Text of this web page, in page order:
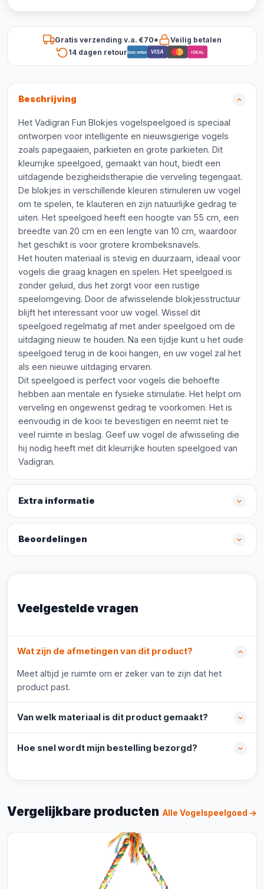
Gratis verzending v.a. €70*
Veilig betalen
14 dagen retourBancontact VISA iDEAL
Beschrijving
Het Vadigran Fun Blokjes vogelspeelgoed is speciaal
ontworpen voor intelligente en nieuwsgierige vogels
zoals papegaaien, parkieten en grote parkieten. Dit
kleurrijke speelgoed, gemaakt van hout, biedt een
uitdagende bezigheidstherapie die verveling tegengaat.
De blokjes in verschillende kleuren stimuleren uw vogel
om te spelen, te klauteren en zijn natuurlijke gedrag te
uiten. Het speelgoed heeft een hoogte van 55 cm, een
breedte van 20 cm en een lengte van 10 cm, waardoor
het geschikt is voor grotere krombeksnavels.
Het houten materiaal is stevig en duurzaam, ideaal voor
vogels die graag knagen en spelen. Het speelgoed is
zonder geluid, dus het zorgt voor een rustige
speelomgeving. Door de afwisselende blokjesstructuur
blijft het interessant voor uw vogel. Wissel dit
speelgoed regelmatig af met ander speelgoed om de
uitdaging nieuw te houden. Na een tijdje kunt u het oude
speelgoed terug in de kooi hangen, en uw vogel zal het
als een nieuwe uitdaging ervaren.
Dit speelgoed is perfect voor vogels die behoefte
hebben aan mentale en fysieke stimulatie. Het helpt om
verveling en ongewenst gedrag te voorkomen. Het is
eenvoudig in de kooi te bevestigen en neemt niet te
veel ruimte in beslag. Geef uw vogel de afwisseling die
hij nodig heeft met dit kleurrijke houten speelgoed van
Vadigran.
Extra informatie
Beoordelingen
Veelgestelde vragen
Wat zijn de afmetingen van dit product?
Meet altijd je ruimte om er zeker van te zijn dat het
product past.
Van welk materiaal is dit product gemaakt?
Hoe snel wordt mijn bestelling bezorgd?
Vergelijkbare producten Alle Vogelspeelgoed →